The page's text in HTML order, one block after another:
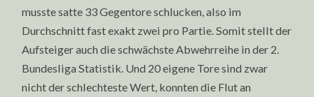
musste satte 33 Gegentore schlucken, also im
Durchschnitt fast exakt zwei pro Partie. Somit stellt der
Aufsteiger auch die schwächste Abwehrreihe in der 2.
Bundesliga Statistik. Und 20 eigene Tore sind zwar
nicht der schlechteste Wert, konnten die Flut an